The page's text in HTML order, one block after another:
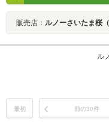
販売店： ルノーさいたま桜
ル
最初 前の30件